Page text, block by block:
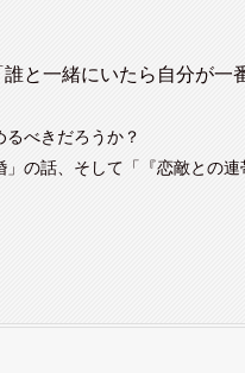
と一緒にいたら自分が一
るべきだろうか？
」の話、そして「『恋敵との